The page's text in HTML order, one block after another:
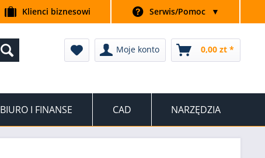
Klienci biznesowi Serwis/Pomoc ▼
Moje konto 0,00 zt *
BIURO I FINANSE CAD NARZĘDZIA